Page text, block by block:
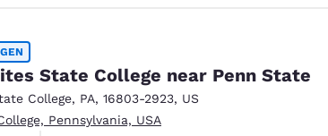
State College near Penn State
College, PA, 16803-2923, US
Pennsylvania, USA